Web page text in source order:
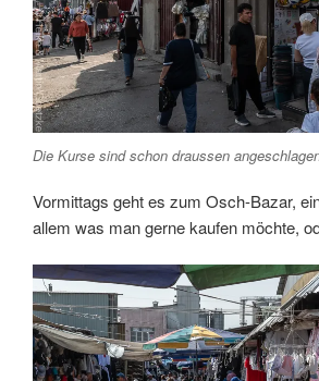
Die Kurse sind schon draussen
Vormittags geht es zum Osch-Bazar,
allem was man gerne kaufen möchte,